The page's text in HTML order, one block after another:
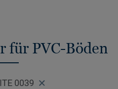
für PVC-Böden
0039